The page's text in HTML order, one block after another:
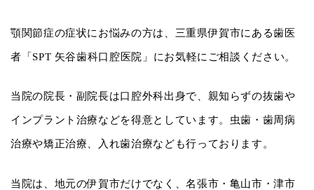
顎関節症の症状にお悩みの方は、三重県伊賀市にある歯医
者「SPT 矢谷歯科口腔医院」にお気軽にご相談ください。
当院の院長・副院長は口腔外科出身で、親知らずの抜歯や
インプラント治療などを得意としています。虫歯・歯周病
治療や矯正治療、入れ歯治療なども行っております。
当院は、地元の伊賀市だけでなく、名張市・亀山市・津市